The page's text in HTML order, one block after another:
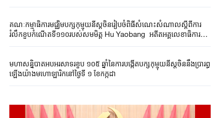
គណៈកម្មាធិការមជ្ឈិមបក្សកុម្មុយនីស្តចិនរៀបចំពិធីសំណេះសំណាលស្តីពីការ
រំលឹកខួបកំណើតទី១១០របស់សមមិត្ត Hu Yaobang អតីតអគ្គលេខាធិការនៃ
មហាសន្និបាតអបអរសាទរខួប ១០៥ ឆ្នាំនៃការបង្កើតបក្សកុម្មុយនីស្តចិននឹងប្រារព្ធ
ឡើងយ៉ាងមហោឡារិកនៅថ្ងៃទី ១ ខែកក្កដា